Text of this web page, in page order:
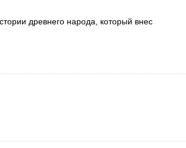
древнего народа, который внес